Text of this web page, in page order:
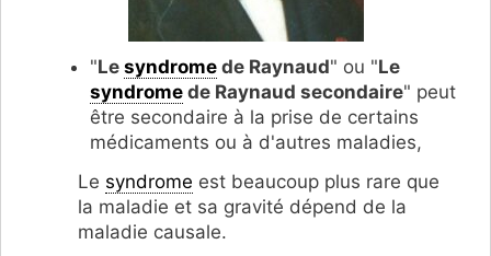
"Le syndrome de Raynaud" ou "Le
syndrome de Raynaud secondaire" peut
être secondaire à la prise de certains
médicaments ou à d'autres maladies,
Le syndrome est beaucoup plus rare que
la maladie et sa gravité dépend de la
maladie causale.